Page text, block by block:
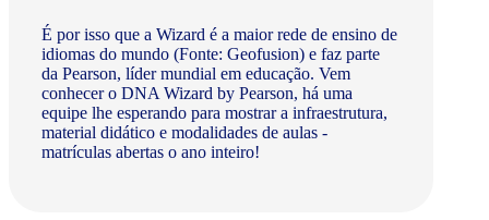
É por isso que a Wizard é a maior rede de ensino de
idiomas do mundo (Fonte: Geofusion) e faz parte
da Pearson, líder mundial em educação. Vem
conhecer o DNA Wizard by Pearson, há uma
equipe lhe esperando para mostrar a infraestrutura,
material didático e modalidades de aulas -
matrículas abertas o ano inteiro!